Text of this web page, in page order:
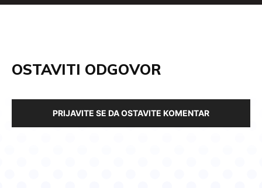
OSTAVITI ODGOVOR
PRIJAVITE SE DA OSTAVITE KOMENTAR